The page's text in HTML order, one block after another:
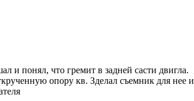
и понял, что гремит в задней састи двигла.
опору кв. Зделал съемник для нее и